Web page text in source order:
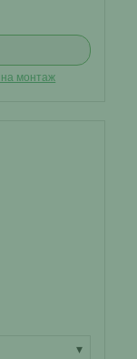
монтаж
▾